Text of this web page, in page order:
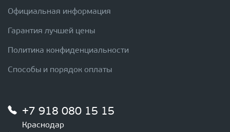
Официальная информация
Гарантия лучшей цены
Политика конфиденциальности
Способы и порядок оплаты
+7 918 080 15 15
Краснодар